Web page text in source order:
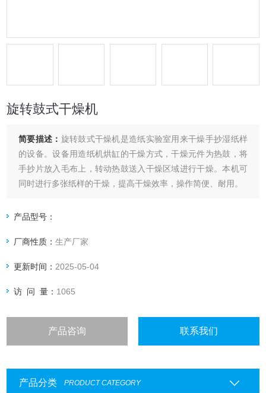
旋转鼓式干燥机
简要描述： 旋转鼓式干燥机是造纸实验室用来干燥手抄湿纸样
的设备。设备用造纸机烘缸的干燥方式，干燥元件为热鼓，将
手抄片放入毛布上，转动热鼓送入干燥区域进行干燥。本机可
同时进行多张纸样的干燥，提高干燥效率，操作简便、耐用。
产品型号：
厂商性质：生产厂家
更新时间： 2025-05-04
访 问 量： 1065
产品咨询 联系我们
产品分类 PRODUCT CATEGORY